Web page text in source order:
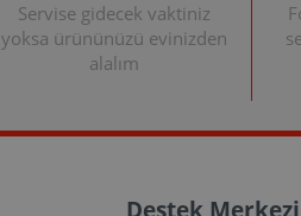
Servise gidecek vaktiniz
yoksa ürününüzü evinizden
alalım